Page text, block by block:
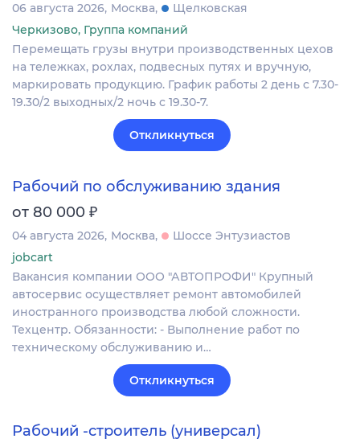
06 августа 2026 Москва
Щелковская
Черкизово, Группа компаний
Перемещать грузы внутри производственных цехов
на тележках, рохлах, подвесных путях и вручную,
маркировать продукцию. График работы 2 день с 7.30-
19.30/2 выходных/2 ночь с 19.30-7.
Откликнуться
Рабочий по обслуживанию здания
от 80 000 ₽
04 августа 2026 Москва
Шоссе Энтузиастов
jobcart
Вакансия компании ООО "АВТОПРОФИ" Крупный
автосервис осуществляет ремонт автомобилей
иностранного производства любой сложности.
Техцентр. Обязанности: - Выполнение работ по
техническому обслуживанию и…
Откликнуться
Рабочий -строитель (универсал)